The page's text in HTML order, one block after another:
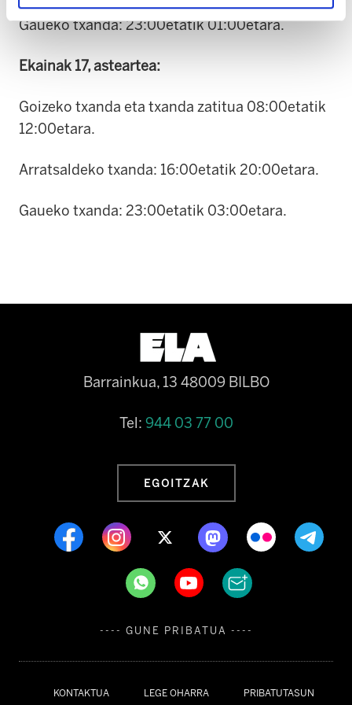
Gaueko txanda: 23:00etatik 01:00etara.
Ekainak 17, asteartea:
Goizeko txanda eta txanda zatitua 08:00etatik
12:00etara.
Arratsaldeko txanda: 16:00etatik 20:00etara.
Gaueko txanda: 23:00etatik 03:00etara.
KONTAKTUA LEGE OHARRA PRIBATUTASUN
Barrainkua, 13 48009 BILBO
Tel: 944 03 77 00
EGOITZAK
---- GUNE PRIBATUA ----